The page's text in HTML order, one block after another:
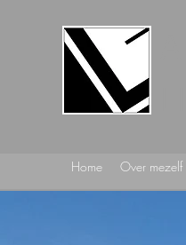
Home Over mezelf